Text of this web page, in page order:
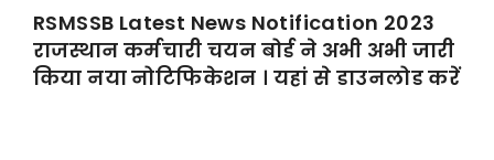
RSMSSB Latest News Notification 2023
राजस्थान कर्मचारी चयन बोर्ड ने अभी अभी जारी
किया नया नोटिफिकेशन । यहां से डाउनलोड करें